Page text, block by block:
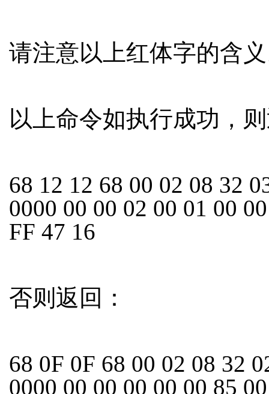
请注意以上红体字的含
以上命令如执行成功，
68 12 12 68 00 02 08 32
0000 00 00 02 00 01 00
FF 47 16
否则返回：
68 0F 0F 68 00 02 08 32
0000 00 00 00 00 00 85